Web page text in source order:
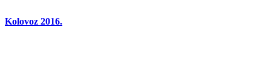
Kolovoz 2016.